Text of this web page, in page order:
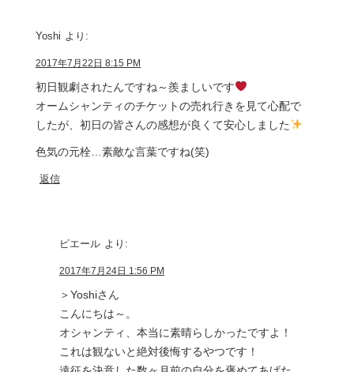
Yoshi より:
2017年7月22日 8:15 PM
初日観劇されたんですね～羨ましいです
オームシャンティのチケットの売れ行きを見て心配で
したが、初日の皆さんの感想が良くて安心しました
色気の元栓…素敵な言葉ですね(笑)
返信
ピエール より:
2017年7月24日 1:56 PM
＞Yoshiさん
こんにちは～。
オシャンティ、本当に素晴らしかったですよ！
これは観ないと絶対後悔するやつです！